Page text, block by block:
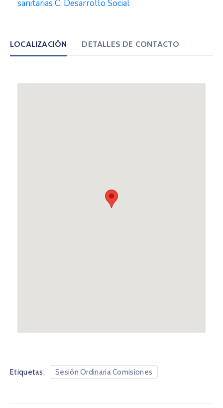
sanitarias C. Desarrollo Social
LOCALIZACIÓN DETALLES DE CONTACTO
Etiquetas: Sesión Ordinaria Comisiones